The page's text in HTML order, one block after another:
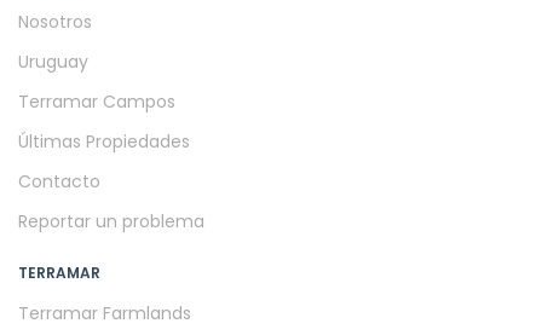
Nosotros
Uruguay
Terramar Campos
Últimas Propiedades
Contacto
Reportar un problema
TERRAMAR
Terramar Farmlands